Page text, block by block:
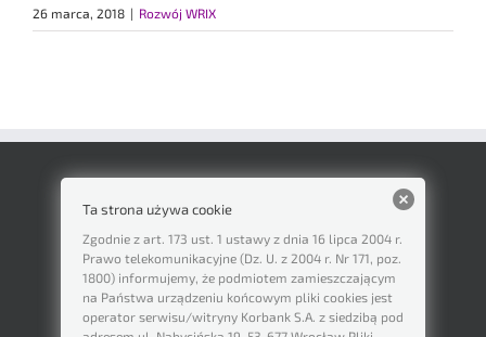
26 marca, 2018 | Rozwój WRIX
Ta strona używa cookie
Zgodnie z art. 173 ust. 1 ustawy z dnia 16 lipca 2004 r.
Prawo telekomunikacyjne (Dz. U. z 2004 r. Nr 171, poz.
1800) informujemy, że podmiotem zamieszczającym
na Państwa urządzeniu końcowym pliki cookies jest
operator serwisu/witryny Korbank S.A. z siedzibą pod